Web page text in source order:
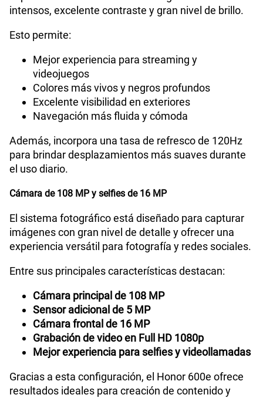
intensos, excelente contraste y gran nivel de brillo.
Esto permite:
Mejor experiencia para streaming y
videojuegos
Colores más vivos y negros profundos
Excelente visibilidad en exteriores
Navegación más fluida y cómoda
Además, incorpora una tasa de refresco de 120Hz
para brindar desplazamientos más suaves durante
el uso diario.
Cámara de 108 MP y selfies de 16 MP
El sistema fotográfico está diseñado para capturar
imágenes con gran nivel de detalle y ofrecer una
experiencia versátil para fotografía y redes sociales.
Entre sus principales características destacan:
Cámara principal de 108 MP
Sensor adicional de 5 MP
Cámara frontal de 16 MP
Grabación de video en Full HD 1080p
Mejor experiencia para selfies y videollamadas
Gracias a esta configuración, el Honor 600e ofrece
resultados ideales para creación de contenido y